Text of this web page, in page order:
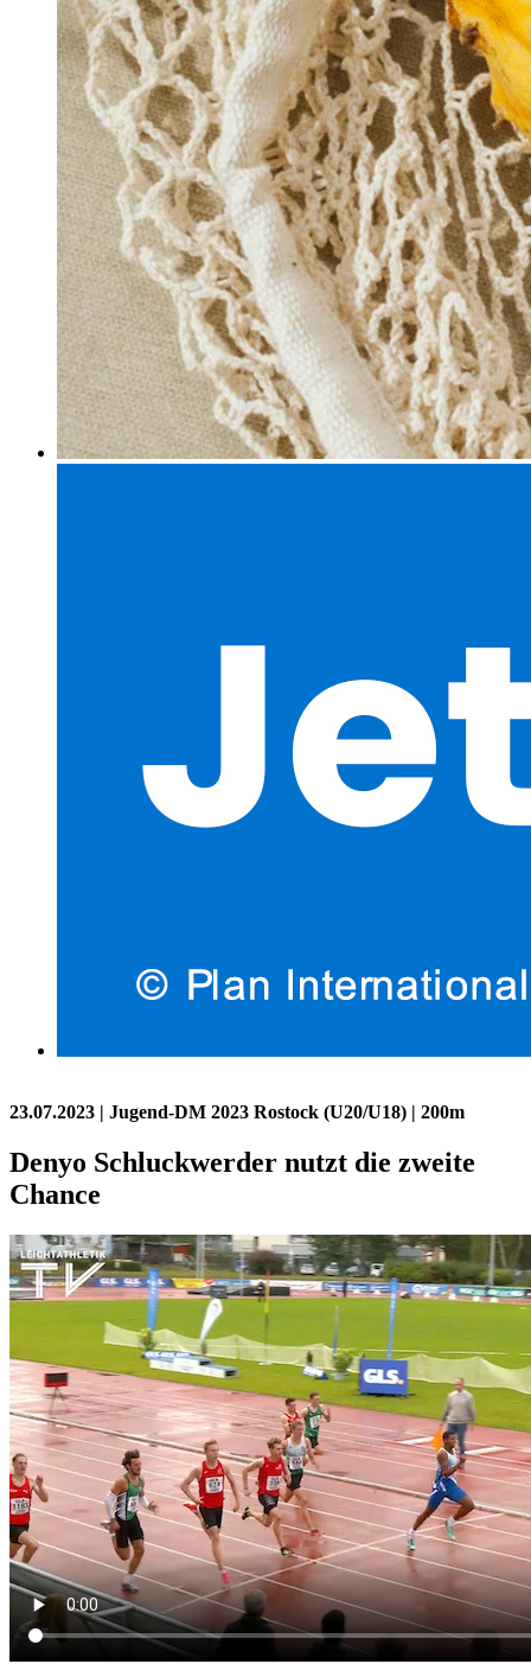
23.07.2023 | Jugend-DM 2023 Rostock (U20/U18) | 200m
Denyo Schluckwerder nutzt die zweite
Chance